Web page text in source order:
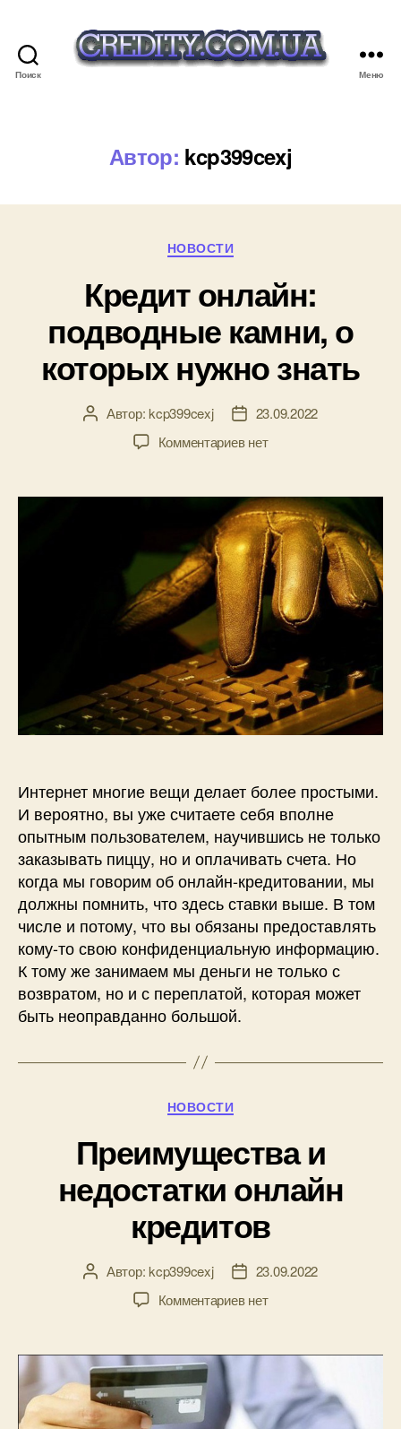
Поиск Меню
Автор: kcp399cexj
Рубрики
НОВОСТИ
Кредит онлайн:
подводные камни, о
которых нужно знать
АвторАвтор: kcp399cexj
Дата23.09.2022
Комментариевк
онлайн:
подводные
камни,
о
которых
нужно
знать
нет
Интернет многие вещи делает более простыми.
И вероятно, вы уже считаете себя вполне
опытным пользователем, научившись не только
заказывать пиццу, но и оплачивать счета. Но
когда мы говорим об онлайн-кредитовании, мы
должны помнить, что здесь ставки выше. В том
числе и потому, что вы обязаны предоставлять
кому-то свою конфиденциальную информацию.
К тому же занимаем мы деньги не только с
возвратом, но и с переплатой, которая может
быть неоправданно большой.
Рубрики
НОВОСТИ
Преимущества и
недостатки онлайн
кредитов
АвторАвтор: kcp399cexj
Дата23.09.2022
Комментариевк
и
онлайн
кредитов
нет